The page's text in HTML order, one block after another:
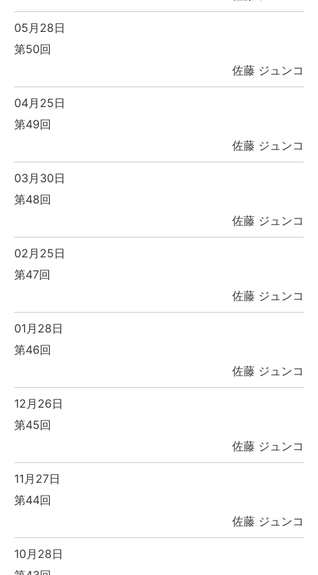
05月28日
第50回
佐藤 ジュンコ
04月25日
第49回
佐藤 ジュンコ
03月30日
第48回
佐藤 ジュンコ
02月25日
第47回
佐藤 ジュンコ
01月28日
第46回
佐藤 ジュンコ
12月26日
第45回
佐藤 ジュンコ
11月27日
第44回
佐藤 ジュンコ
10月28日